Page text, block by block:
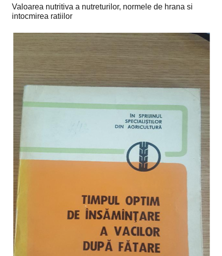
Valoarea nutritiva a nutreturilor, normele de hrana si
intocmirea ratiilor